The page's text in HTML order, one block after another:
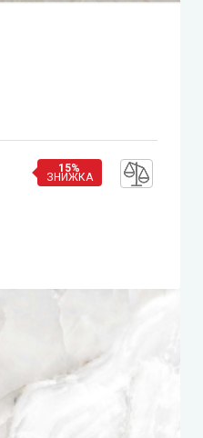
15%
ЗНИЖКА